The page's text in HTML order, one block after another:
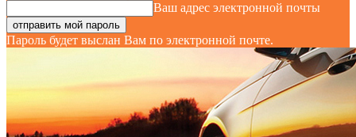
Ваш адрес электронной почты
Пароль будет выслан Вам по электронной почте.